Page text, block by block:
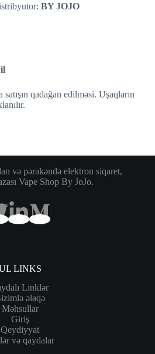
BY JOJO
qadağan edilməsi. Uşaqların
və pərakəndə elektron siqaret,
Vape Shop By JoJo.
LINKS
Linklər
əlaqə
Məhsullar
Giriş
Qeydiyyat
və qaydalar